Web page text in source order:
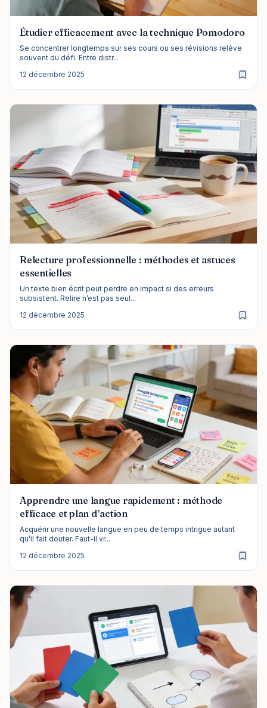
Étudier efficacement avec la technique Pomodoro
Se concentrer longtemps sur ses cours ou ses révisions relève
souvent du défi. Entre distr...
12 décembre 2025
Relecture professionnelle : méthodes et astuces
essentielles
Un texte bien écrit peut perdre en impact si des erreurs
subsistent. Relire n’est pas seul...
12 décembre 2025
Apprendre une langue rapidement : méthode
efficace et plan d’action
Acquérir une nouvelle langue en peu de temps intrigue autant
qu’il fait douter. Faut-il vr...
12 décembre 2025